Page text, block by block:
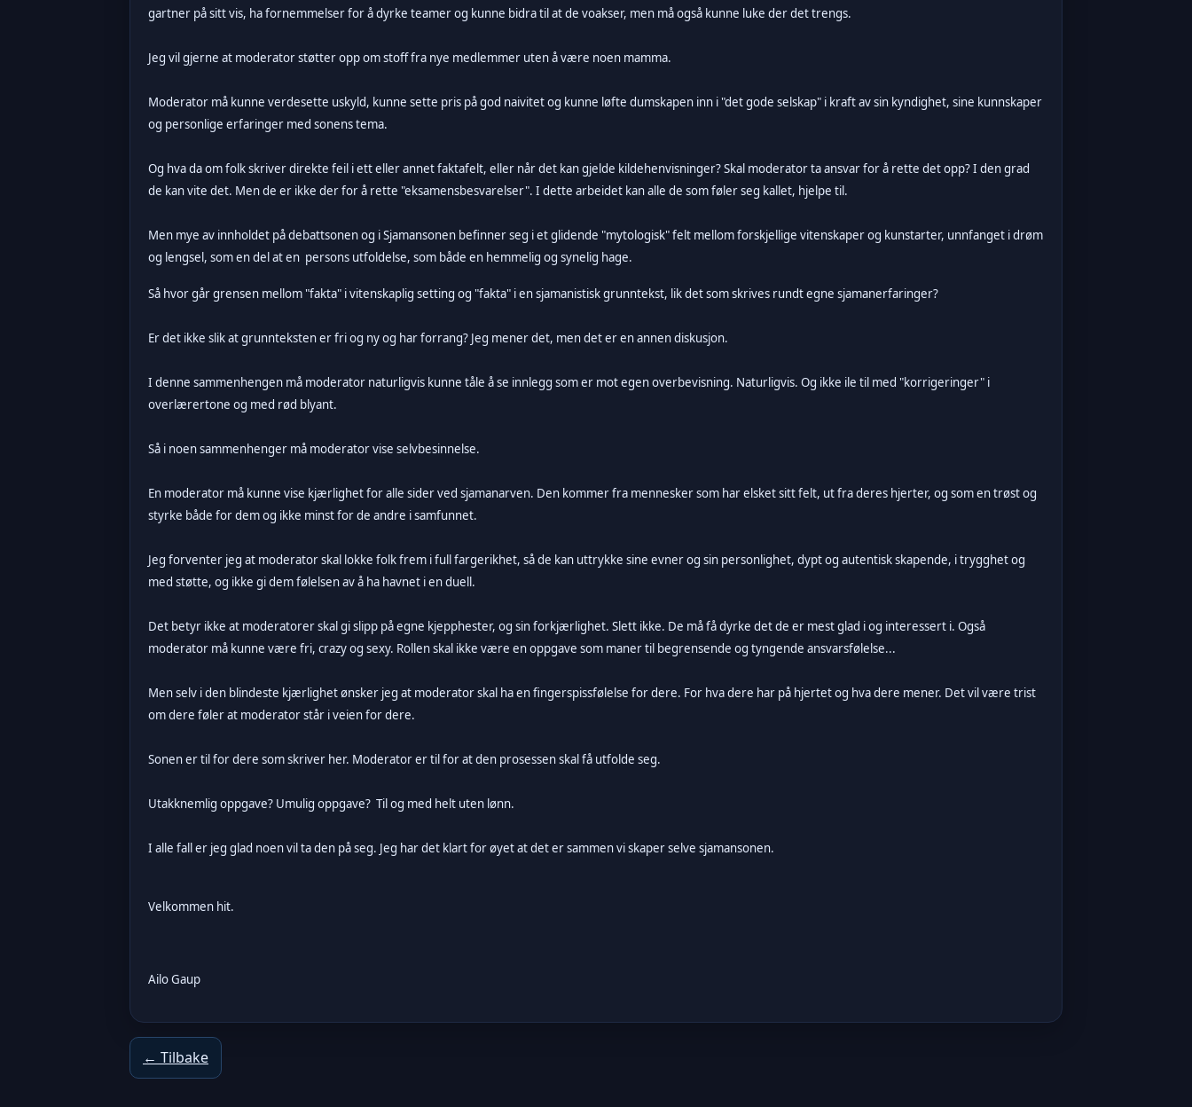
gartner på sitt vis, ha fornemmelser for å dyrke teamer og kunne bidra til at de voakser, men må også kunne luke der det trengs.
Jeg vil gjerne at moderator støtter opp om stoff fra nye medlemmer uten å være noen mamma.
Moderator må kunne verdesette uskyld, kunne sette pris på god naivitet og kunne løfte dumskapen inn i "det gode selskap" i kraft av sin kyndighet, sine kunnskaper
og personlige erfaringer med sonens tema.
Og hva da om folk skriver direkte feil i ett eller annet faktafelt, eller når det kan gjelde kildehenvisninger? Skal moderator ta ansvar for å rette det opp? I den grad
de kan vite det. Men de er ikke der for å rette "eksamensbesvarelser". I dette arbeidet kan alle de som føler seg kallet, hjelpe til.
Men mye av innholdet på debattsonen og i Sjamansonen befinner seg i et glidende "mytologisk" felt mellom forskjellige vitenskaper og kunstarter, unnfanget i drøm
og lengsel, som en del at en persons utfoldelse, som både en hemmelig og synelig hage.
Så hvor går grensen mellom "fakta" i vitenskaplig setting og "fakta" i en sjamanistisk grunntekst, lik det som skrives rundt egne sjamanerfaringer?
Er det ikke slik at grunnteksten er fri og ny og har forrang? Jeg mener det, men det er en annen diskusjon.
I denne sammenhengen må moderator naturligvis kunne tåle å se innlegg som er mot egen overbevisning. Naturligvis. Og ikke ile til med "korrigeringer" i
overlærertone og med rød blyant.
Så i noen sammenhenger må moderator vise selvbesinnelse.
En moderator må kunne vise kjærlighet for alle sider ved sjamanarven. Den kommer fra mennesker som har elsket sitt felt, ut fra deres hjerter, og som en trøst og
styrke både for dem og ikke minst for de andre i samfunnet.
Jeg forventer jeg at moderator skal lokke folk frem i full fargerikhet, så de kan uttrykke sine evner og sin personlighet, dypt og autentisk skapende, i trygghet og
med støtte, og ikke gi dem følelsen av å ha havnet i en duell.
Det betyr ikke at moderatorer skal gi slipp på egne kjepphester, og sin forkjærlighet. Slett ikke. De må få dyrke det de er mest glad i og interessert i. Også
moderator må kunne være fri, crazy og sexy. Rollen skal ikke være en oppgave som maner til begrensende og tyngende ansvarsfølelse...
Men selv i den blindeste kjærlighet ønsker jeg at moderator skal ha en fingerspissfølelse for dere. For hva dere har på hjertet og hva dere mener. Det vil være trist
om dere føler at moderator står i veien for dere.
Sonen er til for dere som skriver her. Moderator er til for at den prosessen skal få utfolde seg.
Utakknemlig oppgave? Umulig oppgave? Til og med helt uten lønn.
I alle fall er jeg glad noen vil ta den på seg. Jeg har det klart for øyet at det er sammen vi skaper selve sjamansonen.
Velkommen hit.
Ailo Gaup
← Tilbake